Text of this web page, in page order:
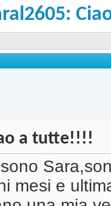
a tutte!!!!
mesi e